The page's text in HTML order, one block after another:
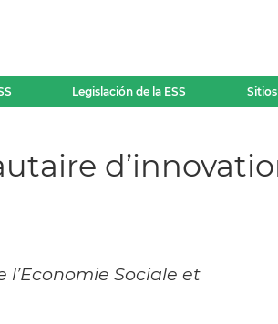
Legislación de la ESS
Sociale et